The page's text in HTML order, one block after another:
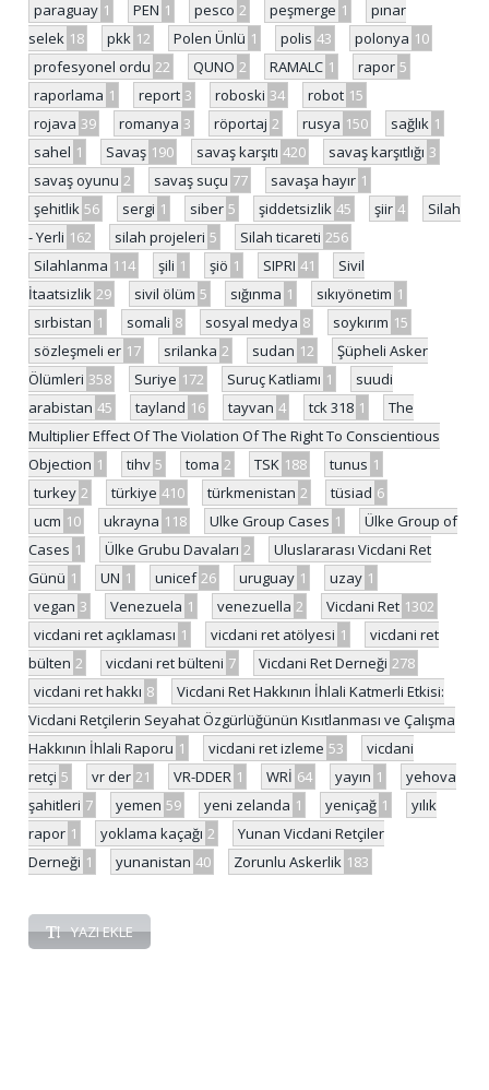
paraguay 1 PEN 1 pesco 2 peşmerge 1
pınar
selek 18 pkk 12 Polen Ünlü 1 polis 43 polonya 10
profesyonel ordu 22 QUNO 2 RAMALC 1 rapor 5
raporlama 1 report 3 roboski 34 robot 15
rojava 39 romanya 3 röportaj 2 rusya 150 sağlık 1
sahel 1 Savaş 190 savaş karşıtı 420 savaş karşıtlığı 3
savaş oyunu 2 savaş suçu 77 savaşa hayır 1
şehitlik 56 sergi 1 siber 5 şiddetsizlik 45 şiir 4
Silah
- Yerli 162 silah projeleri 5 Silah ticareti 256
Silahlanma 114 şili 1 şiö 1 SIPRI 41
Sivil
İtaatsizlik 29 sivil ölüm 5 sığınma 1 sıkıyönetim 1
sırbistan 1 somali 8 sosyal medya 8 soykırım 15
sözleşmeli er 17 srilanka 2 sudan 12
Şüpheli Asker
Ölümleri 358 Suriye 172 Suruç Katliamı 1
suudi
arabistan 45 tayland 16 tayvan 4 tck 318 1
The
Multiplier Effect Of The Violation Of The Right To Conscientious
Objection 1 tihv 5 toma 2 TSK 188 tunus 1
turkey 2 türkiye 410 türkmenistan 2 tüsiad 6
ucm 10 ukrayna 118 Ulke Group Cases 1
Ülke Group of
Cases 1 Ülke Grubu Davaları 2
Uluslararası Vicdani Ret
Günü 1 UN 1 unicef 26 uruguay 1 uzay 1
vegan 3 Venezuela 1 venezuella 2 Vicdani Ret 1302
vicdani ret açıklaması 1 vicdani ret atölyesi 1
vicdani ret
bülten 2 vicdani ret bülteni 7 Vicdani Ret Derneği 278
vicdani ret hakkı 8
Vicdani Ret Hakkının İhlali Katmerli Etkisi:
Vicdani Retçilerin Seyahat Özgürlüğünün Kısıtlanması ve Çalışma
Hakkının İhlali Raporu 1 vicdani ret izleme 53
vicdani
retçi 5 vr der 21 VR-DDER 1 WRİ 64 yayın 1
yehova
şahitleri 7 yemen 59 yeni zelanda 1 yeniçağ 1
yılık
rapor 1 yoklama kaçağı 2
Yunan Vicdani Retçiler
Derneği 1 yunanistan 40 Zorunlu Askerlik 183
YAZI EKLE